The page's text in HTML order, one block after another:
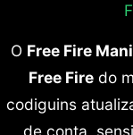
O Free Fire
Free Firedo
codiguins
de conta,